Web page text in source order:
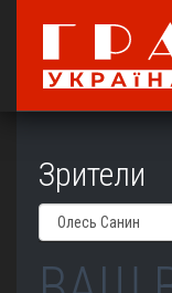
Зрители